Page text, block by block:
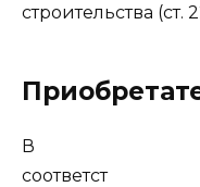
строительства (ст.
В
соответст